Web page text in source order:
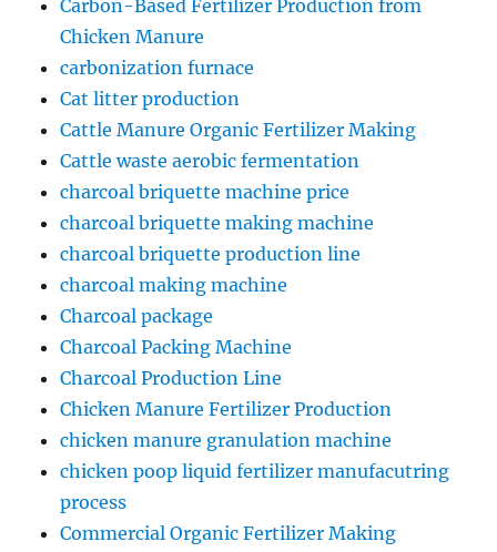
Carbon-Based Fertilizer Production from
Chicken Manure
carbonization furnace
Cat litter production
Cattle Manure Organic Fertilizer Making
Cattle waste aerobic fermentation
charcoal briquette machine price
charcoal briquette making machine
charcoal briquette production line
charcoal making machine
Charcoal package
Charcoal Packing Machine
Charcoal Production Line
Chicken Manure Fertilizer Production
chicken manure granulation machine
chicken poop liquid fertilizer manufacutring
process
Commercial Organic Fertilizer Making